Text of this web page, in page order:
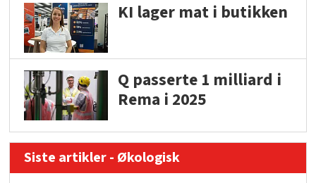
KI lager mat i butikken
Q passerte 1 milliard i
Rema i 2025
Siste artikler - Økologisk